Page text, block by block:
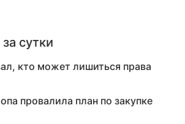
сутки
кто может лишиться права
провалила план по закупке